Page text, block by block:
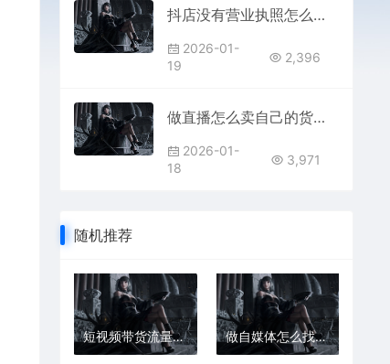
抖店没有营业执照怎么办？类型有哪些？
2026-01-
19
2,396
做直播怎么卖自己的货怎么上链接？能赚钱吗？
2026-01-
18
3,971
随机推荐
短视频带货流量少怎么办 做自媒体怎么找到自己的定位？怎么找到自己的定位？